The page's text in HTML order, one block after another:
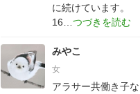
に続けています。
16
みやこ
女
アラサー共働き子